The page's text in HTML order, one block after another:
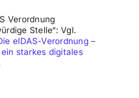
Verordnung
Stelle“: Vgl.
eIDAS-Verordnung –
starkes digitales